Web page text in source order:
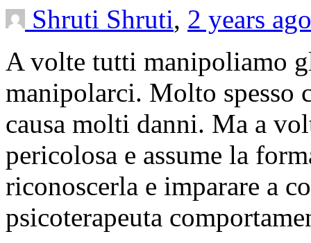
Shruti Shruti, 2 years
A volte tutti manipoliamo
manipolarci. Molto spesso
causa molti danni. Ma a
pericolosa e assume la
riconoscerla e imparare a
psicoterapeuta